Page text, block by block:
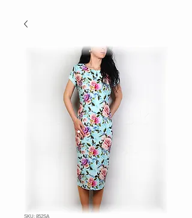
SKU: 852SA